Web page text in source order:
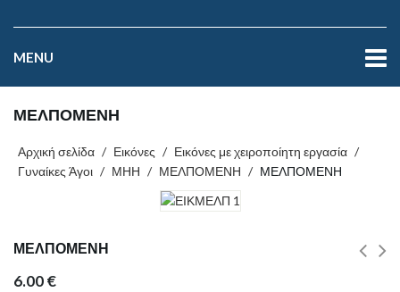
MENU
ΜΕΛΠΟΜΕΝΗ
Αρχική σελίδα / Εικόνες / Εικόνες με χειροποίητη εργασία /
Γυναίκες Άγοι / ΜΗΗ / ΜΕΛΠΟΜΕΝΗ / ΜΕΛΠΟΜΕΝΗ
ΜΕΛΠΟΜΕΝΗ
6.00€